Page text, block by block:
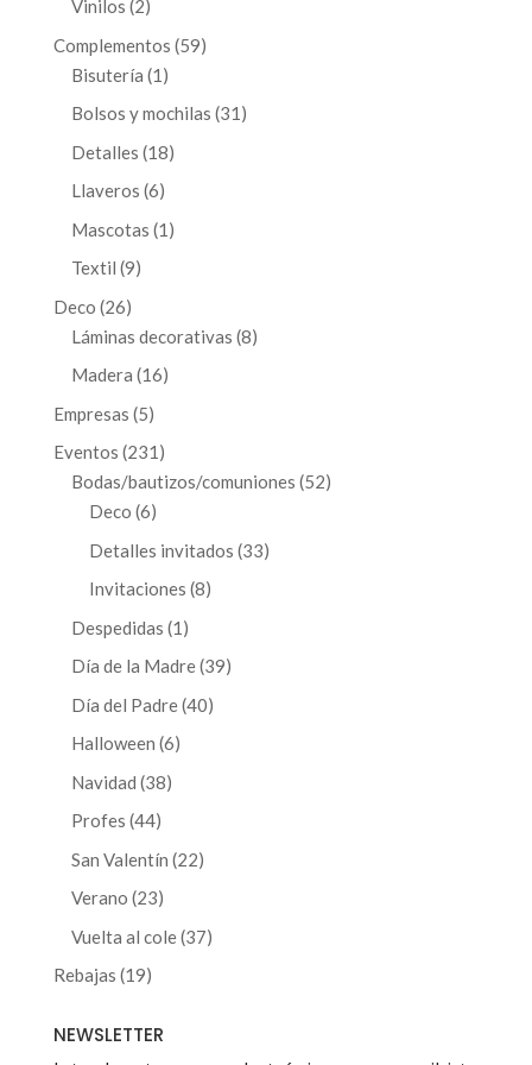
Vinilos 22
productos
Complementos 5959
Bisutería 1 1
producto
Bolsos y mochilas 31 31
Detalles 1818
Llaveros 66
productos
Mascotas 1 1
Textil 99
Deco 2626
productos
Láminas decorativas 88
Madera 1616
Empresas 55
productos
Eventos 231 231
productos
Bodas/bautizos/comuniones 5252
Deco 66
productos
Detalles invitados 3333
Invitaciones 88
Despedidas 1 1
producto
Día de la Madre 3939
Día del Padre 4040
Halloween 66
Navidad 3838
Profes 4444
productos
San Valentín 2222
Verano 2323
productos
Vuelta al cole 3737
Rebajas 1919
NEWSLETTER